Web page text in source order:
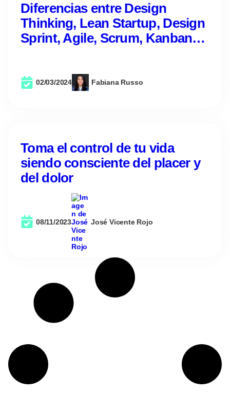
Diferencias entre Design
Thinking, Lean Startup, Design
Sprint, Agile, Scrum, Kanban…
02/03/2024 Fabiana Russo
Toma el control de tu vida
siendo consciente del placer y
del dolor
08/11/2023 José Vicente Rojo